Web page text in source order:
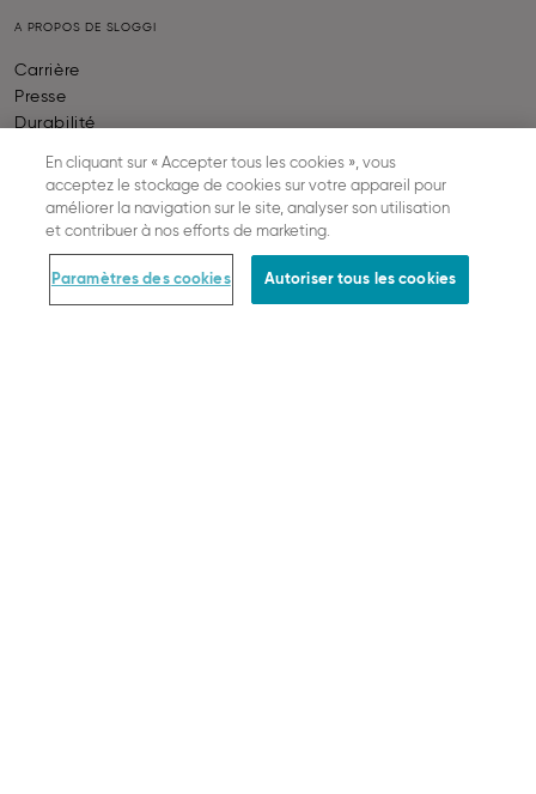
A PROPOS DE SLOGGI
Carrière
Presse
Durabilité
AIDE & INFORMATION
Contactez-nous
En cliquant sur « Accepter tous les cookies », vous
acceptez le stockage de cookies sur votre appareil pour
améliorer la navigation sur le site, analyser son utilisation
et contribuer à nos efforts de marketing.
Paramètres des cookies Autoriser tous les cookies